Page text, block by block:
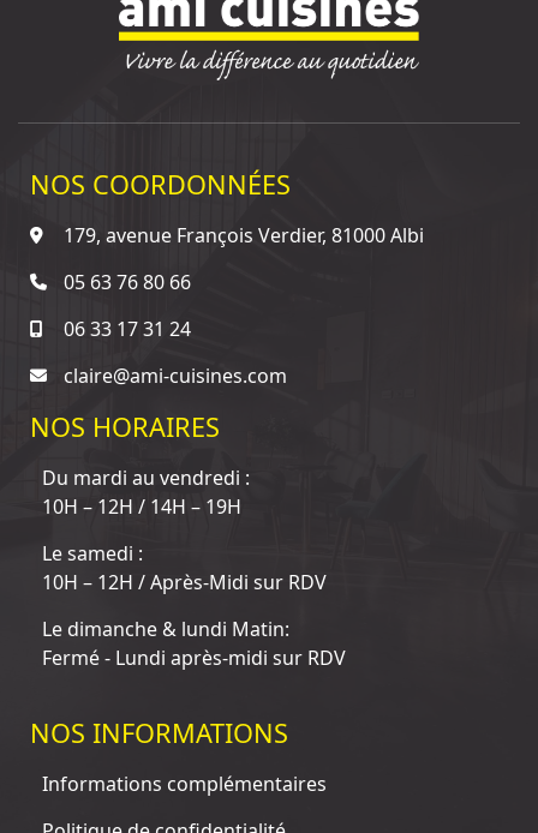
NOS COORDONNÉES
179, avenue François Verdier, 81000 Albi
05 63 76 80 66
06 33 17 31 24
claire@ami-cuisines.com
NOS HORAIRES
Du mardi au vendredi :
10H – 12H / 14H – 19H
Le samedi :
10H – 12H / Après-Midi sur RDV
Le dimanche & lundi Matin:
Fermé - Lundi après-midi sur RDV
NOS INFORMATIONS
Informations complémentaires